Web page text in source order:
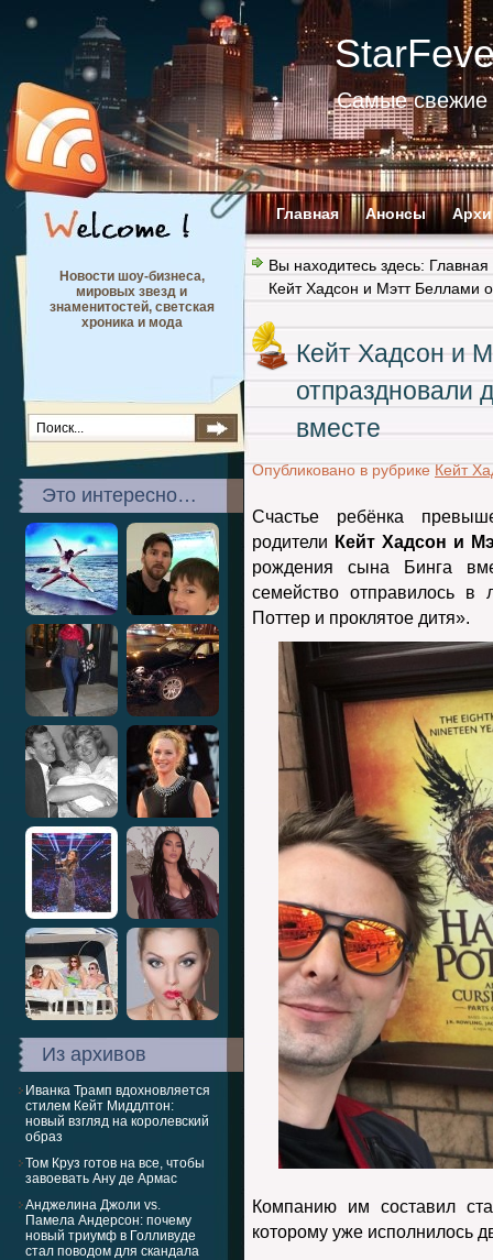
Самые свежие
Главная Анонсы
Новости шоу-бизнеса,
мировых звезд и
знаменитостей, светская
хроника и мода
Это интересно…
Из архивов
Иванка Трамп вдохновляется
стилем Кейт Миддлтон:
новый взгляд на королевский
образ
Том Круз готов на все, чтобы
завоевать Ану де Армас
Анджелина Джоли vs.
Памела Андерсон: почему
новый триумф в Голливуде
стал поводом для скандала
Вы находитесь здесь: Главная
Кейт Хадсон и Мэтт Беллами
Кейт Хадсон и
отпраздновали
вместе
Опубликовано в рубрикеКейт
Счастье ребёнка
родители Кейт Хадсон и
рождения сына Бинга
семейство отправилось в
Поттер и проклятое дитя».
Компанию им составил
которому уже исполнилось